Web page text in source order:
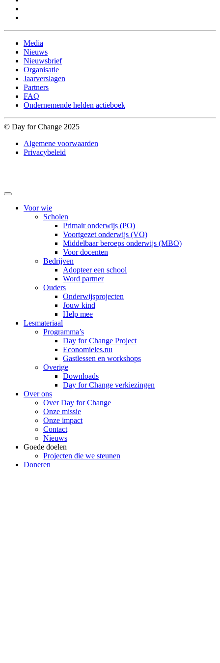
Media
Nieuws
Nieuwsbrief
Organisatie
Jaarverslagen
Partners
FAQ
Ondernemende helden actieboek
© Day for Change 2025
Algemene voorwaarden
Privacybeleid
Voor wie
Scholen
Primair onderwijs (PO)
Voortgezet onderwijs (VO)
Middelbaar beroeps onderwijs (MBO)
Voor docenten
Bedrijven
Adopteer een school
Word partner
Ouders
Onderwijsprojecten
Jouw kind
Help mee
Lesmateriaal
Programma’s
Day for Change Project
Economieles.nu
Gastlessen en workshops
Overige
Downloads
Day for Change verkiezingen
Over ons
Over Day for Change
Onze missie
Onze impact
Contact
Nieuws
Goede doelen
Projecten die we steunen
Doneren